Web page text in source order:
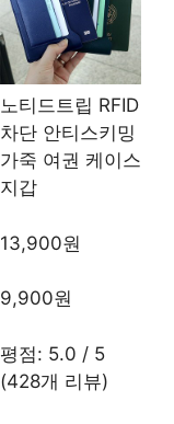
노티드트립 RFID
차단 안티스키밍
가죽 여권 케이스
지갑
13,900원
9,900원
평점: 5.0 / 5
(428개 리뷰)